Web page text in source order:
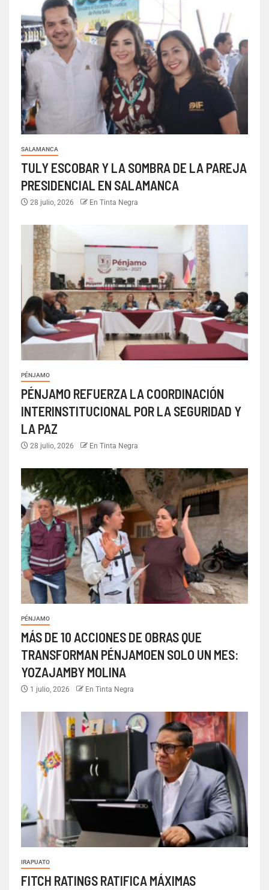
SALAMANCA
TULY ESCOBAR Y LA SOMBRA DE LA PAREJA
PRESIDENCIAL EN SALAMANCA
28 julio, 2026 En Tinta Negra
PÉNJAMO
PÉNJAMO REFUERZA LA COORDINACIÓN
INTERINSTITUCIONAL POR LA SEGURIDAD Y
LA PAZ
28 julio, 2026 En Tinta Negra
PÉNJAMO
MÁS DE 10 ACCIONES DE OBRAS QUE
TRANSFORMAN PÉNJAMOEN SOLO UN MES:
YOZAJAMBY MOLINA
1 julio, 2026 En Tinta Negra
IRAPUATO
FITCH RATINGS RATIFICA MÁXIMAS